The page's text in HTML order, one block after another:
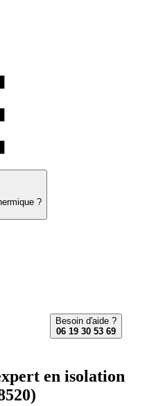
?
Besoin d'aide ?
06 19 30 53 69
en isolation